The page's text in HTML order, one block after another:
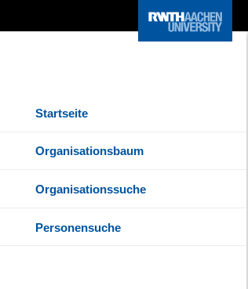
Startseite
Organisationsbaum
Organisationssuche
Personensuche